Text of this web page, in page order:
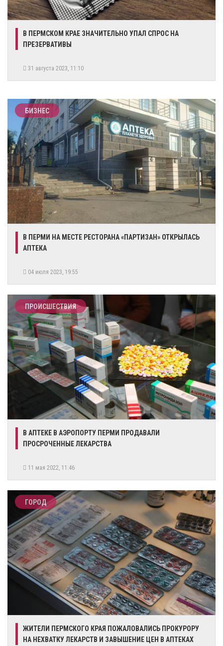
​В ПЕРМСКОМ КРАЕ ЗНАЧИТЕЛЬНО УПАЛ СПРОС НА
ПРЕЗЕРВАТИВЫ
31 августа 2023, 11:10
БИЗНЕС
​В ПЕРМИ НА МЕСТЕ РЕСТОРАНА «ПАРТИЗАН» ОТКРЫЛАСЬ
АПТЕКА
04 июля 2023, 19:55
ПРОИСШЕСТВИЯ
В АПТЕКЕ В АЭРОПОРТУ ПЕРМИ ПРОДАВАЛИ
ПРОСРОЧЕННЫЕ ЛЕКАРСТВА
11 мая 2022, 11:46
ГОРОД
​ЖИТЕЛИ ПЕРМСКОГО КРАЯ ПОЖАЛОВАЛИСЬ ПРОКУРОРУ
НА НЕХВАТКУ ЛЕКАРСТВ И ЗАВЫШЕНИЕ ЦЕН В АПТЕКАХ